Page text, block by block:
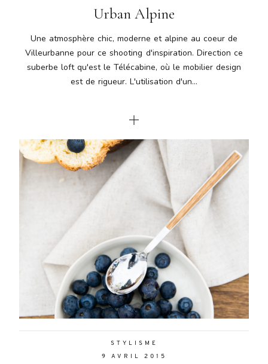
Urban Alpine
Une atmosphère chic, moderne et alpine au coeur de
Villeurbanne pour ce shooting d'inspiration. Direction ce
suberbe loft qu'est le Télécabine, où le mobilier design
est de rigueur. L'utilisation d'un...
STYLISME
9 AVRIL 2015